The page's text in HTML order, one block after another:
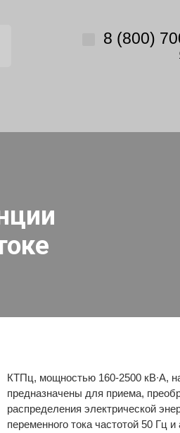
8 (800)
КТПц, мощностью 160-2500 кВ∙А,
предназначены для приема,
распределения электрической
переменного тока частотой 50 Гц